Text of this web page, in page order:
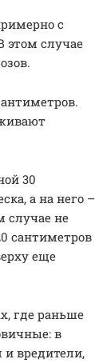
с
этом случае
30
а на него –
случае не
сантиметров
еще
где раньше
в
и вредители,